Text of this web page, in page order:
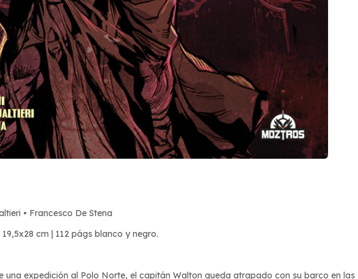
• Francesco De Stena
cm | 112 págs blanco y negro.
una expedición al Polo Norte, el capitán Walton queda atrapado con su barco en las